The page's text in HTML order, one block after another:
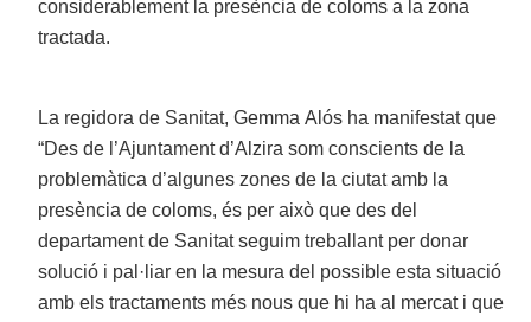
considerablement la presència de coloms a la zona
tractada.
La regidora de Sanitat, Gemma Alós ha manifestat que
“Des de l’Ajuntament d’Alzira som conscients de la
problemàtica d’algunes zones de la ciutat amb la
presència de coloms, és per això que des del
departament de Sanitat seguim treballant per donar
solució i pal·liar en la mesura del possible esta situació
amb els tractaments més nous que hi ha al mercat i que